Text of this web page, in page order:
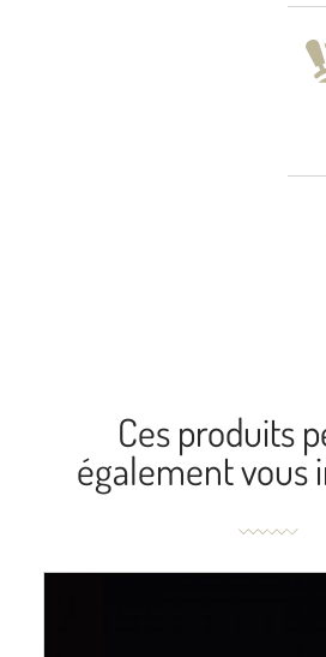
Ces produits
également vous